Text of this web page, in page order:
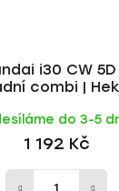
i30 CW
combi |
do 3-5
1 192 Kč